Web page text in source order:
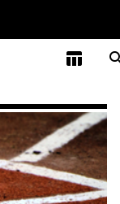
table_chart